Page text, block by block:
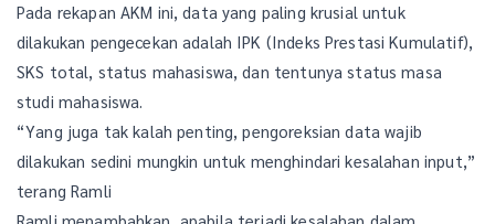
Pada rekapan AKM ini, data yang paling krusial untuk
dilakukan pengecekan adalah IPK (Indeks Prestasi Kumulatif),
SKS total, status mahasiswa, dan tentunya status masa
studi mahasiswa.
“Yang juga tak kalah penting, pengoreksian data wajib
dilakukan sedini mungkin untuk menghindari kesalahan input,”
terang Ramli